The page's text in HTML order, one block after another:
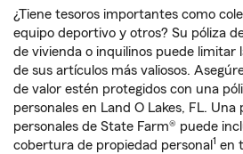
¿Tiene tesoros importantes como
equipo deportivo y otros? Su póliza
de vivienda o inquilinos puede limitar
de sus artículos más valiosos.
de valor estén protegidos con una
personales en Land O Lakes, FL. Una
personales de State Farm® puede
cobertura de propiedad personal 1 en